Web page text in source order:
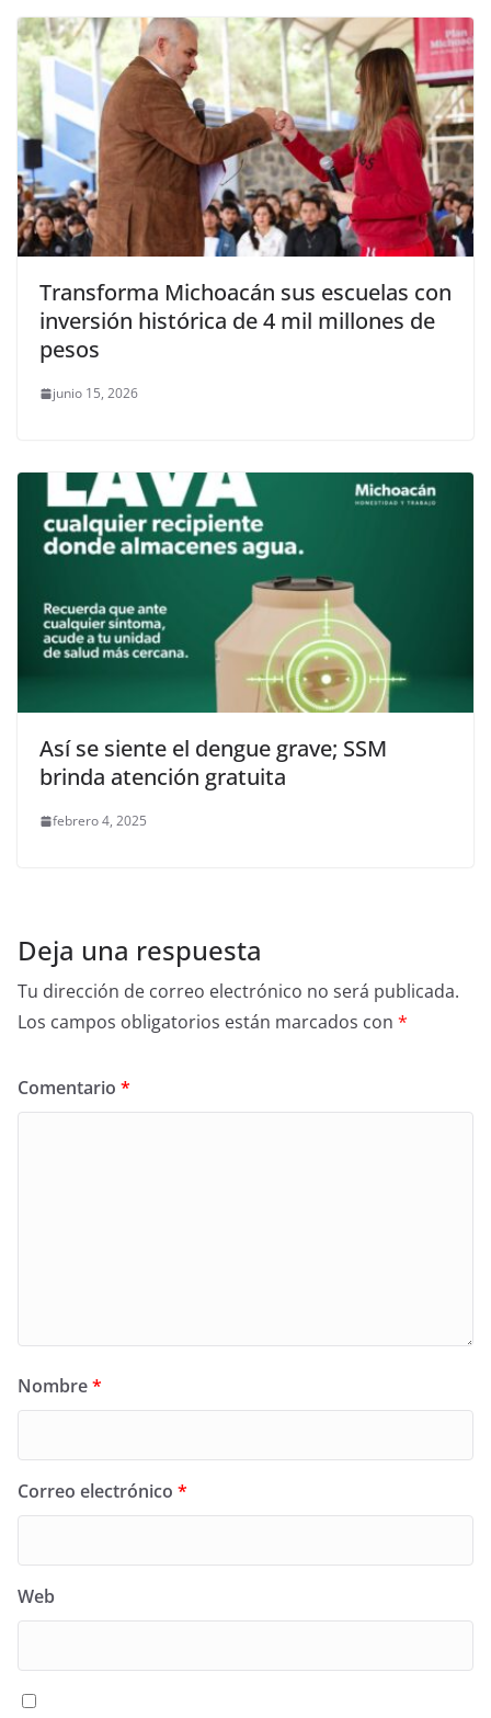
Transforma Michoacán sus escuelas con
inversión histórica de 4 mil millones de
pesos
junio 15, 2026
Así se siente el dengue grave; SSM
brinda atención gratuita
febrero 4, 2025
Deja una respuesta
Tu dirección de correo electrónico no será publicada.
Los campos obligatorios están marcados con *
Comentario *
Nombre*
Correo electrónico *
Web